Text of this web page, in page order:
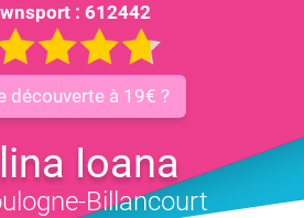
: 612442
découverte à 19€ ?
Ioana
Billancourt